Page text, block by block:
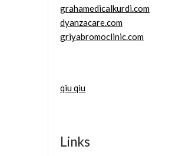
grahamedicalkurdi.com
dyanzacare.com
griyabromoclinic.com
qiu qiu
Links